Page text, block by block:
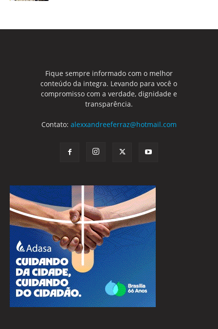
Fique sempre informado com o melhor
conteúdo da integra. Levando para você o
compromisso com a verdade, dignidade e
transparência.
Contato: alexxandreeferraz@hotmail.com